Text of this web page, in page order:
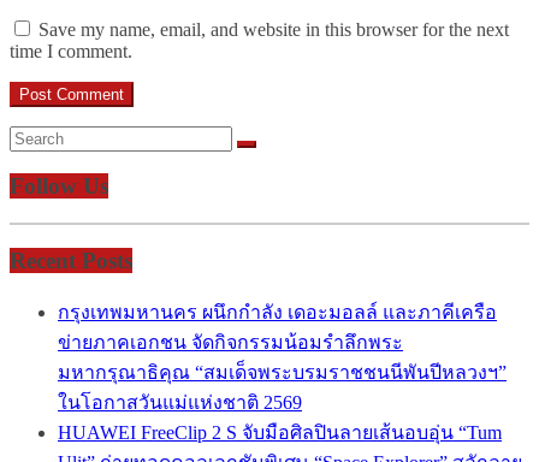
Save my name, email, and website in this browser for the next
time I comment.
Follow Us
Recent Posts
กรุงเทพมหานคร ผนึกกำลัง เดอะมอลล์ และภาคีเครือ
ข่ายภาคเอกชน จัดกิจกรรมน้อมรำลึกพระ
มหากรุณาธิคุณ “สมเด็จพระบรมราชชนนีพันปีหลวงฯ”
ในโอกาสวันแม่แห่งชาติ 2569
HUAWEI FreeClip 2 S จับมือศิลปินลายเส้นอบอุ่น “Tum